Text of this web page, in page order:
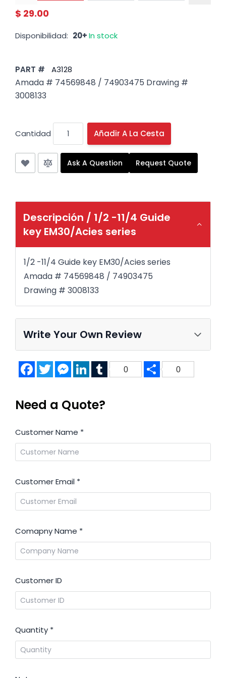
$ 29.00
Disponibilidad: 20+In stock
PART # A3128
Amada # 74569848 / 74903475 Drawing #
3008133
Cantidad Añadir A La Cesta
Ask A Question Request Quote
Descripción / 1/2 -11/4 Guide
key EM30/Acies series
1/2 -11/4 Guide key EM30/Acies series
Amada # 74569848 / 74903475
Drawing # 3008133
Write Your Own Review
FacebookTwitterMessenger
LinkedInTumblr
0 Share
0
Need a Quote?
Customer Name *
Customer Email *
Comapny Name *
Customer ID
Quantity *